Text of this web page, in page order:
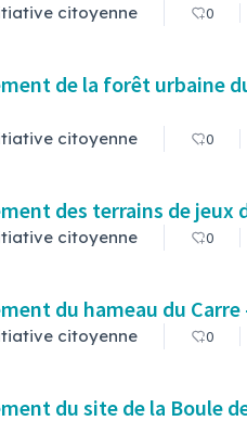
citoyenne 0
de la forêt urbaine
citoyenne 0
des terrains de jeux
citoyenne 0
du hameau du
citoyenne 0
du site de la Boule